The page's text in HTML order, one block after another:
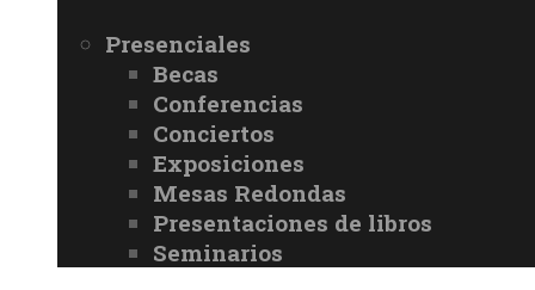
Presenciales
Becas
Conferencias
Conciertos
Exposiciones
Mesas Redondas
Presentaciones de libros
Seminarios